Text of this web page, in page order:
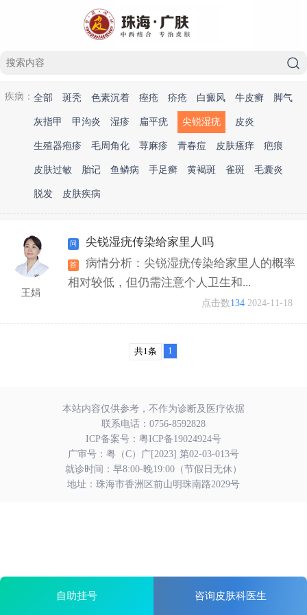
疾病： 全部 斑秃 色素沉着 痤疮 疥疮 白癜风 牛皮癣 脚气
灰指甲 甲沟炎 湿疹 扁平疣 尖锐湿疣 皮炎
生殖器疱疹 毛周角化 荨麻疹 青春痘 皮肤瘙痒 疤痕
皮肤过敏 胎记 鱼鳞病 手足癣 黄褐斑 雀斑 毛囊炎
脱发 皮肤疾病
王娟
尖锐湿疣传染给家里人吗
病情分析：尖锐湿疣传染给家里人的概率
相对较低，但仍需注意个人卫生和...
点击数134 2024-11-18
共1条 1
本站内容仅供参考，不作为诊断及医疗依据
联系电话： 0756-8592828
ICP备案号： 粤ICP备19024924号
广审号：粤（C）广[2023] 第02-03-013号
就诊时间：早8:00-晚19:00（节假日无休）
地址：珠海市香洲区前山明珠南路2029号
自助挂号 咨询皮肤科医生